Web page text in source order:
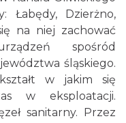
Łabędy, Dzierżno,
na niej zachować
spośród
śląskiego.
w jakim się
w eksploatacji.
sanitarny. Przez